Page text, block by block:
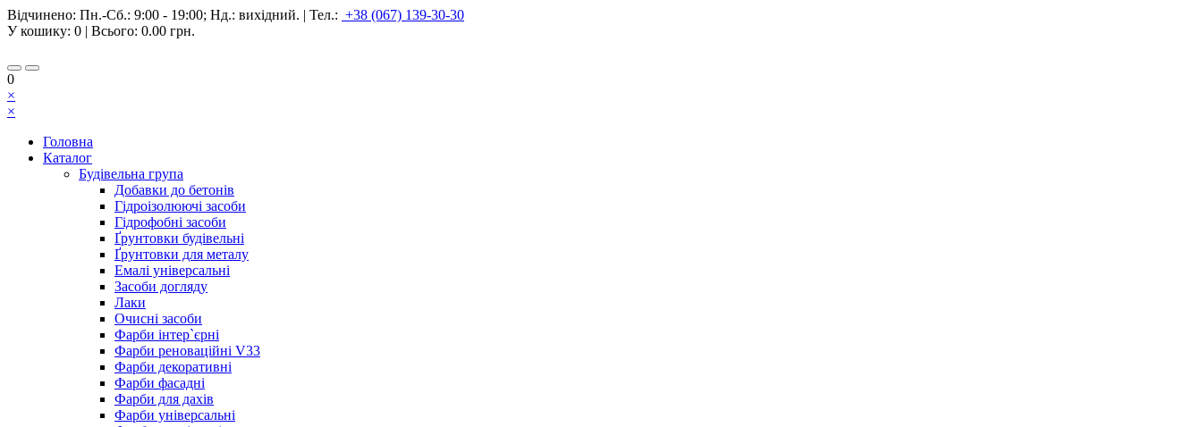
Відчинено: Пн.-Сб.: 9:00 - 19:00; Нд.: вихідний. | Тел.: +38 (067) 139-30-30
У кошику: 0 | Всього: 0.00 грн.
0
×
×
Головна
Каталог
Будівельна група
Добавки до бетонів
Гідроізолюючі засоби
Гідрофобні засоби
Ґрунтовки будівельні
Ґрунтовки для металу
Емалі універсальні
Засоби догляду
Лаки
Очисні засоби
Фарби інтер`єрні
Фарби реноваційні V33
Фарби декоративні
Фарби фасадні
Фарби для дахів
Фарби універсальні